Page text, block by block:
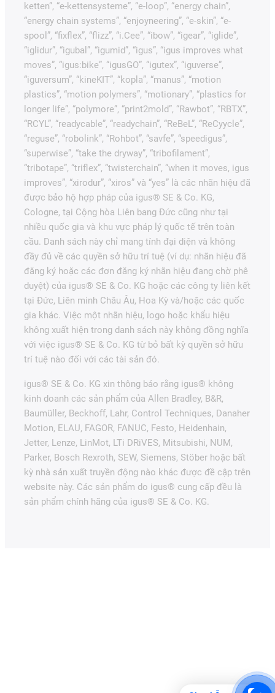
ketten”, “e-kettensysteme”, “e-loop”, “energy chain”,
“energy chain systems”, “enjoyneering”, “e-skin”, “e-
spool”, “fixflex”, “flizz”, “i.Cee”, “ibow”, “igear”, “iglide”,
“iglidur”, “igubal”, “igumid”, “igus”, “igus improves what
moves”, “igus:bike”, “igusGO”, “igutex”, “iguverse”,
“iguversum”, “kineKIT”, “kopla”, “manus”, “motion
plastics”, “motion polymers”, “motionary”, “plastics for
longer life”, “polymore”, “print2mold”, “Rawbot”, “RBTX”,
“RCYL”, “readycable”, “readychain”, “ReBeL”, “ReCyycle”,
“reguse”, “robolink”, “Rohbot”, “savfe”, “speedigus”,
“superwise”, “take the dryway”, “tribofilament”,
“tribotape”, “triflex”, “twisterchain”, “when it moves, igus
improves”, “xirodur”, “xiros” và “yes” là các nhãn hiệu đã
được bảo hộ hợp pháp của igus® SE & Co. KG,
Cologne, tại Cộng hòa Liên bang Đức cũng như tại
nhiều quốc gia và khu vực pháp lý quốc tế trên toàn
cầu. Danh sách này chỉ mang tính đại diện và không
đầy đủ về các quyền sở hữu trí tuệ (ví dụ: nhãn hiệu đã
đăng ký hoặc các đơn đăng ký nhãn hiệu đang chờ phê
duyệt) của igus® SE & Co. KG hoặc các công ty liên kết
tại Đức, Liên minh Châu Âu, Hoa Kỳ và/hoặc các quốc
gia khác. Việc một nhãn hiệu, logo hoặc khẩu hiệu
không xuất hiện trong danh sách này không đồng nghĩa
với việc igus® SE & Co. KG từ bỏ bất kỳ quyền sở hữu
trí tuệ nào đối với các tài sản đó.
igus® SE & Co. KG xin thông báo rằng igus® không
kinh doanh các sản phẩm của Allen Bradley, B&R,
Baumüller, Beckhoff, Lahr, Control Techniques, Danaher
Motion, ELAU, FAGOR, FANUC, Festo, Heidenhain,
Jetter, Lenze, LinMot, LTi DRiVES, Mitsubishi, NUM,
Parker, Bosch Rexroth, SEW, Siemens, Stöber hoặc bất
kỳ nhà sản xuất truyền động nào khác được đề cập trên
website này. Các sản phẩm do igus® cung cấp đều là
sản phẩm chính hãng của igus® SE & Co. KG.